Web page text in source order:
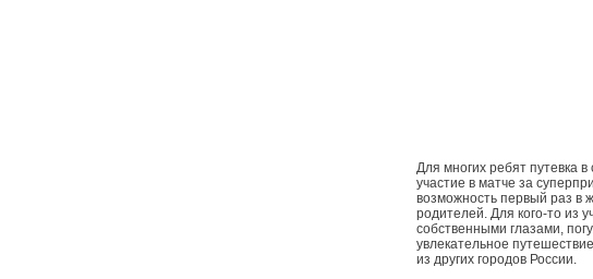
Для многих ребят путевка
участие в матче за
возможность первый раз в
родителей. Для кого-то из
собственными глазами,
увлекательное
из других городов России.